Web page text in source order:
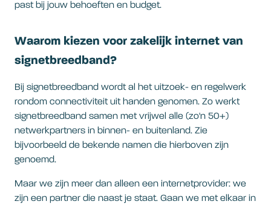
past bij jouw behoeften en budget.
Waarom kiezen voor zakelijk internet van
signetbreedband?
Bij signetbreedband wordt al het uitzoek- en regelwerk
rondom connectiviteit uit handen genomen. Zo werkt
signetbreedband samen met vrijwel alle (zo'n 50+)
netwerkpartners in binnen- en buitenland. Zie
bijvoorbeeld de bekende namen die hierboven zijn
genoemd.
Maar we zijn meer dan alleen een internetprovider: we
zijn een partner die naast je staat. Gaan we met elkaar in